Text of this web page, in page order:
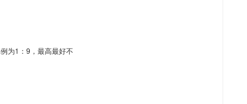
为1：9，最高最好不